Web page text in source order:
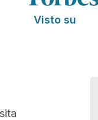
Visto su